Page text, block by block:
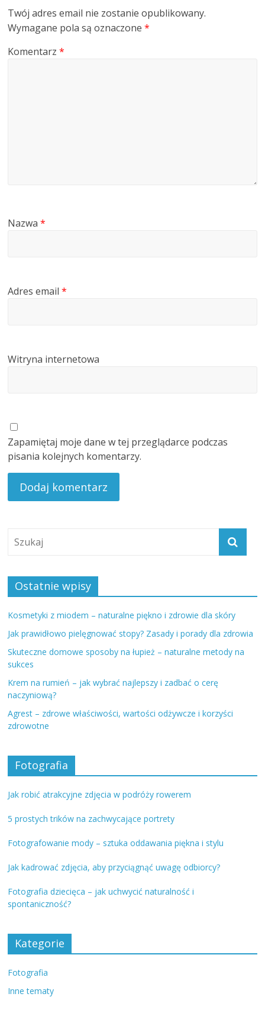
Twój adres email nie zostanie opublikowany.
Wymagane pola są oznaczone*
Komentarz*
Nazwa*
Adres email*
Witryna internetowa
Zapamiętaj moje dane w tej przeglądarce podczas
pisania kolejnych komentarzy.
Ostatnie wpisy
Kosmetyki z miodem – naturalne piękno i zdrowie dla skóry
Jak prawidłowo pielęgnować stopy? Zasady i porady dla zdrowia
Skuteczne domowe sposoby na łupież – naturalne metody na
sukces
Krem na rumień – jak wybrać najlepszy i zadbać o cerę
naczyniową?
Agrest – zdrowe właściwości, wartości odżywcze i korzyści
zdrowotne
Fotografia
Jak robić atrakcyjne zdjęcia w podróży rowerem
5 prostych trików na zachwycające portrety
Fotografowanie mody – sztuka oddawania piękna i stylu
Jak kadrować zdjęcia, aby przyciągnąć uwagę odbiorcy?
Fotografia dziecięca – jak uchwycić naturalność i
spontaniczność?
Kategorie
Fotografia
Inne tematy